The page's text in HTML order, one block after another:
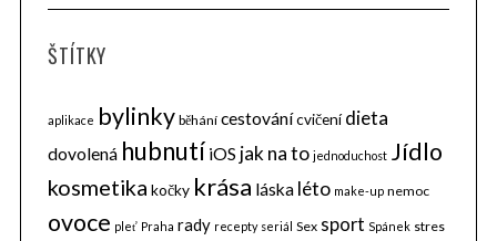
ŠTÍTKY
aplikace bylinky běhání cestovánícvičení dieta
dovolená hubnutí iOS jak na to jednoduchost Jídlo
kosmetika kočky krása láska léto make-up nemoc
ovoce pleť Praha rady recepty seriál Sex sport Spánek stres